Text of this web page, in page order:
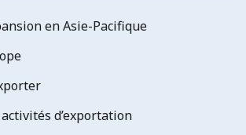
en Asie-Pacifique
d’exportation